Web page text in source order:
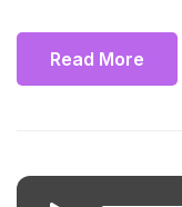
Read More